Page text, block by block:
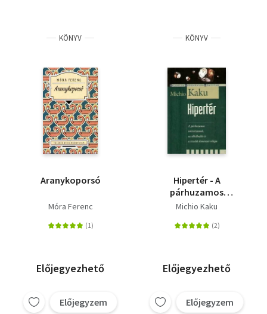
KÖNYV
Aranykoporsó
Móra Ferenc
Előjegyezhető
Előjegyzem
KÖNYV
Hipertér - A
párhuzamos
univerzumok, az
dimenzió világa
Michio Kaku
Előjegyezhető
Előjegyzem